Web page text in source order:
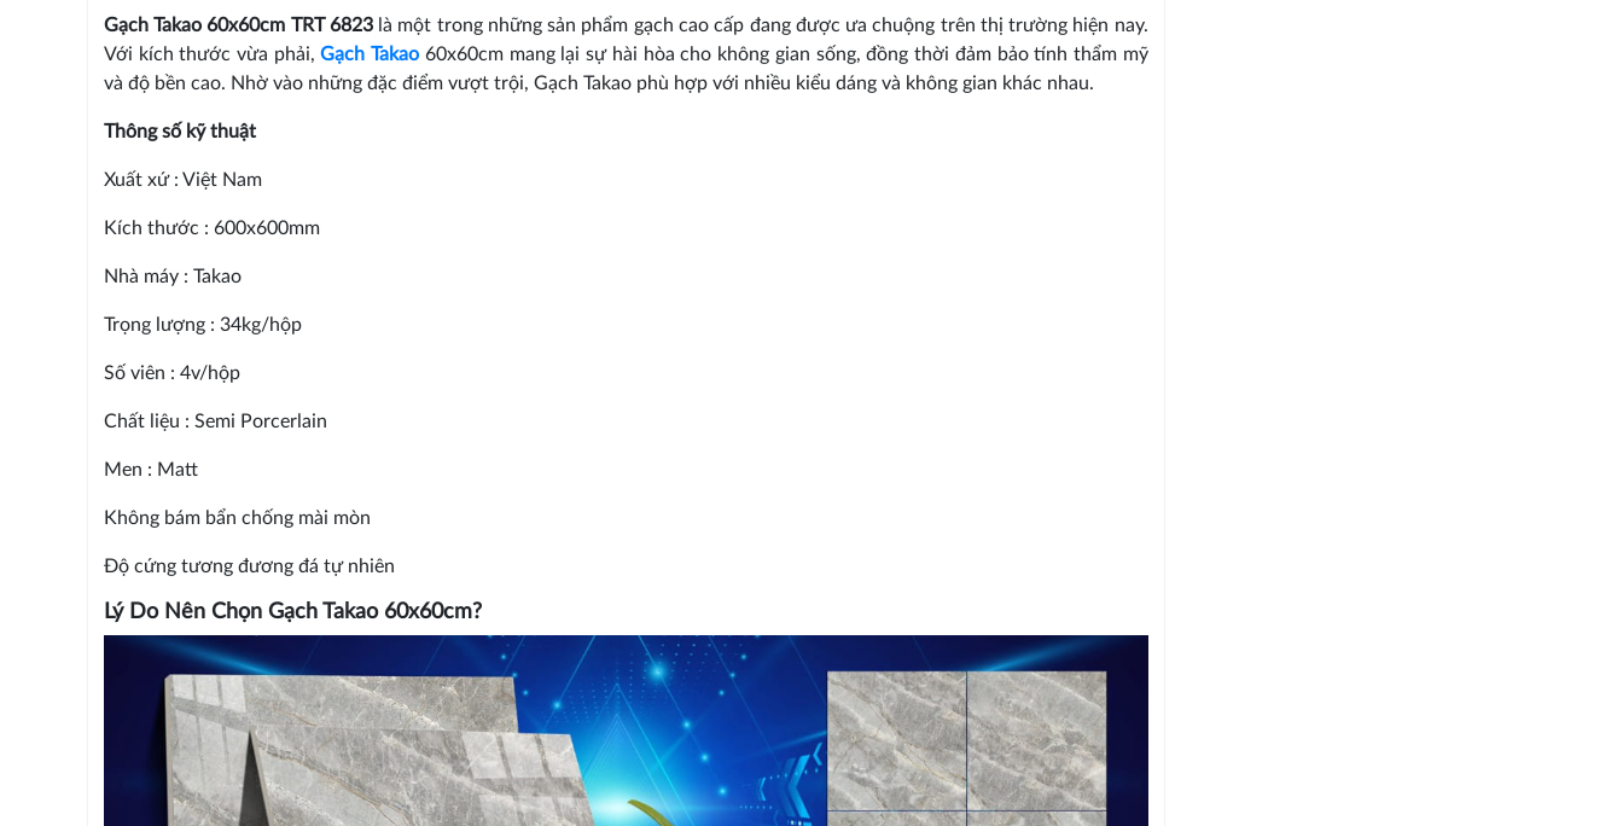
Gạch Takao 60x60cm TRT 6823là một trong những sản phẩm gạch cao cấp đang được ưa chuộng trên thị trường hiện nay.
Với kích thước vừa phải,Gạch Takao 60x60cm mang lại sự hài hòa cho không gian sống, đồng thời đảm bảo tính thẩm mỹ
và độ bền cao. Nhờ vào những đặc điểm vượt trội, Gạch Takao phù hợp với nhiều kiểu dáng và không gian khác nhau.
Thông số kỹ thuật
Xuất xứ : Việt Nam
Kích thước : 600x600mm
Nhà máy : Takao
Trọng lượng : 34kg/hộp
Số viên : 4v/hộp
Chất liệu : Semi Porcerlain
Men : Matt
Không bám bẩn chống mài mòn
Độ cứng tương đương đá tự nhiên
Lý Do Nên Chọn Gạch Takao 60x60cm?